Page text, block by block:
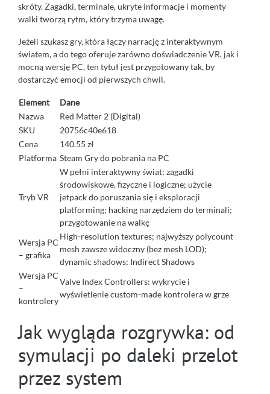
skróty. Zagadki, terminale, ukryte informacje i momenty
walki tworzą rytm, który trzyma uwagę.
Jeżeli szukasz gry, która łączy narrację z interaktywnym
światem, a do tego oferuje zarówno doświadczenie VR, jak i
mocną wersję PC, ten tytuł jest przygotowany tak, by
dostarczyć emocji od pierwszych chwil.
Element
Dane
Nazwa
Red Matter 2 (Digital)
SKU
20756c40e618
Cena
140.55 zł
Platforma Steam Gry do pobrania na PC
Tryb VR
W pełni interaktywny świat; zagadki
środowiskowe, fizyczne i logiczne; użycie
jetpack do poruszania się i eksploracji
platforming; hacking narzędziem do terminali;
przygotowanie na walkę
Wersja PC
– grafika
High-resolution textures; najwyższy polycount
mesh zawsze widoczny (bez mesh LOD);
dynamic shadows; Indirect Shadows
Wersja PC
–
kontrolery
Valve Index Controllers: wykrycie i
wyświetlenie custom-made kontrolera w grze
Jak wygląda rozgrywka: od
symulacji po daleki przelot
przez system